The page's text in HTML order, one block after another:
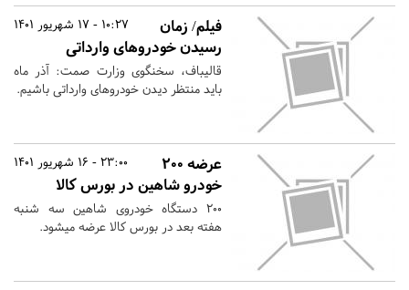
10:27 - 17 شهریور 1401
فیلم/ زمان
رسیدن خودروهای وارداتی
قالیباف، سخنگوی وزارت صمت: آذر ماه
باید منتظر دیدن خودروهای وارداتی باشیم.
23:00 - 16 شهریور 1401
عرضه ۲۰۰
خودرو شاهین در بورس کالا
۲۰۰ دستگاه خودروی شاهین سه شنبه
هفته بعد در بورس کالا عرضه میشود.